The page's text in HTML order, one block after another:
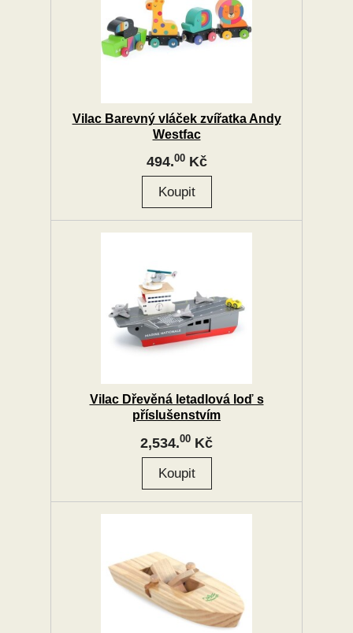
Vilac Barevný vláček zvířatka Andy
Westfac
494.00Kč
Vilac Dřevěná letadlová loď s
příslušenstvím
2,534.00 Kč